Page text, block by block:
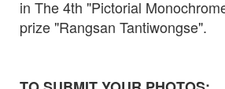
in The 4th "Pictorial
prize "Rangsan Tantiwongse".